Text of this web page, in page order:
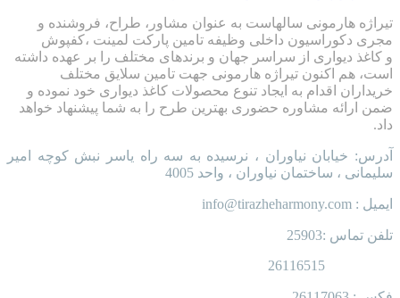
تیراژه هارمونی سالهاست به عنوان مشاور، طراح، فروشنده و
مجری دکوراسیون داخلی وظیفه تامین پارکت لمینت ،کفپوش
و کاغذ دیواری از سراسر جهان و برندهای مختلف را بر عهده داشته
است، هم اکنون تیراژه هارمونی جهت تامین سلایق مختلف
خریداران اقدام به ایجاد تنوع محصولات کاغذ دیواری خود نموده و
ضمن ارائه مشاوره حضوری بهترین طرح را به شما پیشنهاد خواهد
داد.
آدرس: خیابان نیاوران ، نرسیده به سه راه یاسر نبش کوچه امیر
سلیمانی ، ساختمان نیاوران ، واحد 4005
ایمیل : info@tirazheharmony.com
تلفن تماس :25903